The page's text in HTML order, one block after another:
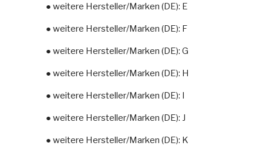
● weitere Hersteller/Marken (DE): E
● weitere Hersteller/Marken (DE): F
● weitere Hersteller/Marken (DE): G
● weitere Hersteller/Marken (DE): H
● weitere Hersteller/Marken (DE): I
● weitere Hersteller/Marken (DE): J
● weitere Hersteller/Marken (DE): K